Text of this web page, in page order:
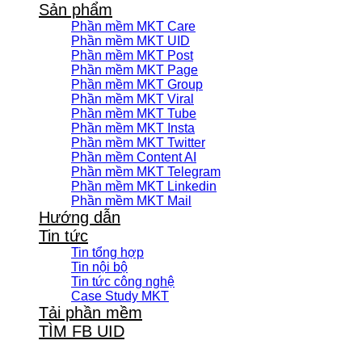
Sản phẩm
Phần mềm MKT Care
Phần mềm MKT UID
Phần mềm MKT Post
Phần mềm MKT Page
Phần mềm MKT Group
Phần mềm MKT Viral
Phần mềm MKT Tube
Phần mềm MKT Insta
Phần mềm MKT Twitter
Phần mềm Content AI
Phần mềm MKT Telegram
Phần mềm MKT Linkedin
Phần mềm MKT Mail
Hướng dẫn
Tin tức
Tin tổng hợp
Tin nội bộ
Tin tức công nghệ
Case Study MKT
Tải phần mềm
TÌM FB UID